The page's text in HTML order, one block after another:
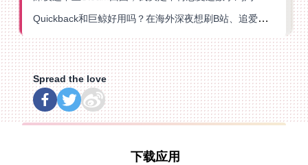
Quickback和巨鲸好用吗？在海外深夜想刷B站、追爱奇艺的你，或许正需要这份答案
Spread the love
下载应用